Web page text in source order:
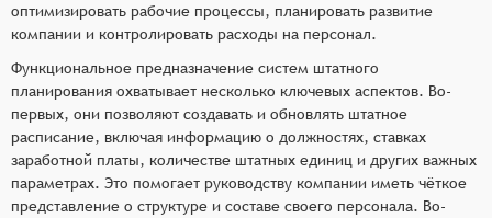
оптимизировать рабочие процессы, планировать развитие
компании и контролировать расходы на персонал.
Функциональное предназначение систем штатного
планирования охватывает несколько ключевых аспектов. Во-
первых, они позволяют создавать и обновлять штатное
расписание, включая информацию о должностях, ставках
заработной платы, количестве штатных единиц и других важных
параметрах. Это помогает руководству компании иметь чёткое
представление о структуре и составе своего персонала. Во-